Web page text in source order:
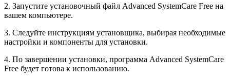
2. Запустите установочный файл Advanced SystemCare Free на
вашем компьютере.
3. Следуйте инструкциям установщика, выбирая необходимые
настройки и компоненты для установки.
4. По завершении установки, программа Advanced SystemCare
Free будет готова к использованию.